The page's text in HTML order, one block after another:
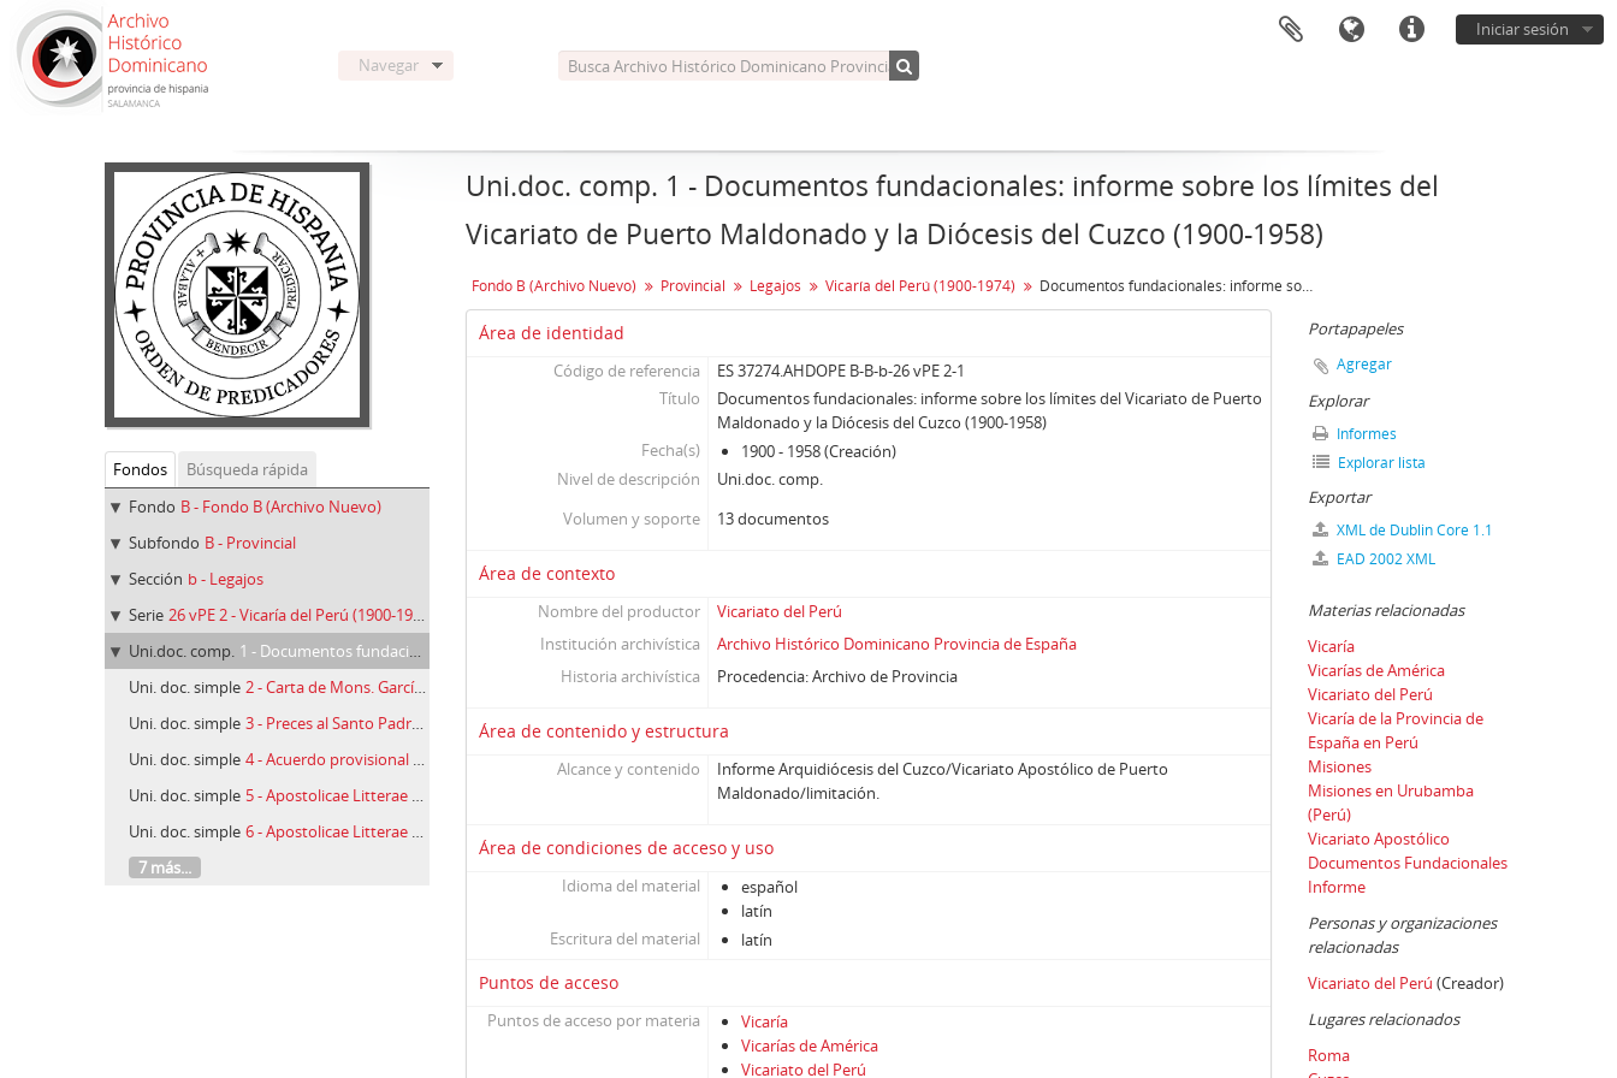
Iniciar sesión
Navegar
Fondos
Búsqueda rápida
Fondo B - Fondo B (Archivo Nuevo)
Subfondo B - Provincial
Sección b - Legajos
Serie 26 vPE 2 - Vicaría del Perú (1900-1974)
Uni.doc. comp. 1 - Documentos fundacionales: informe sobre los límites del Vicariato de Puerto Maldonado y la Diócesis del Cuzco (1900-1958)
Uni. doc. simple 2 - Carta de Mons. García Graín a la Sagrada Congregación de Propaganda Fide, Quillabamba, 03/07/1955
Uni. doc. simple 3 - Preces al Santo Padre, Cuzco, 01/07/1955
Uni. doc. simple 4 - Acuerdo provisional entre el Arzobispo del Cuzco, Mons. Hermoza, y Mons. García Graín, Vicario Apostólico de Puerto Maldonado, y Mons. Áriz, Cuzco, 02/07/1955
Uni. doc. simple 5 - Apostolicae Litterae S. C. de Propaganda Fide fundando tres prefecturas, Roma, 05/02/1900
Uni. doc. simple 6 - Apostolicae Litterae elevando a Vicariato la Prefectura de Puerto Maldonado, Roma, 04/07/1913
7 más...
Uni.doc. comp. 1 - Documentos fundacionales: informe sobre los límites del
Vicariato de Puerto Maldonado y la Diócesis del Cuzco (1900-1958)
Fondo B (Archivo Nuevo) Provincial Legajos Vicaría del Perú (1900-1974) Documentos fundacionales: informe sobre los límites del Vicariato de Puerto Maldonado y la Diócesis del Cuzco (1900-1958)
Área de identidad
Código de referencia
ES 37274.AHDOPE B-B-b-26 vPE 2-1
Título
Documentos fundacionales: informe sobre los límites del Vicariato de Puerto
Maldonado y la Diócesis del Cuzco (1900-1958)
Fecha(s)
1900 - 1958 (Creación)
Nivel de descripción
Uni.doc. comp.
Volumen y soporte
13 documentos
Área de contexto
Nombre del productor
Vicariato del Perú
Institución archivística
Archivo Histórico Dominicano Provincia de España
Historia archivística
Procedencia: Archivo de Provincia
Área de contenido y estructura
Alcance y contenido
Informe Arquidiócesis del Cuzco/Vicariato Apostólico de Puerto
Maldonado/limitación.
Área de condiciones de acceso y uso
Idioma del material
español
latín
Escritura del material
latín
Puntos de acceso
Puntos de acceso por materia
Vicaría
Vicarías de América
Vicariato del Perú
Portapapeles
Agregar
Explorar
Informes
Explorar lista
Exportar
XML de Dublin Core 1.1
EAD 2002 XML
Materias relacionadas
Vicaría
Vicarías de América
Vicariato del Perú
Vicaría de la Provincia de
España en Perú
Misiones
Misiones en Urubamba
(Perú)
Vicariato Apostólico
Documentos Fundacionales
Informe
Personas y organizaciones
relacionadas
Vicariato del Perú (Creador)
Lugares relacionados
Roma